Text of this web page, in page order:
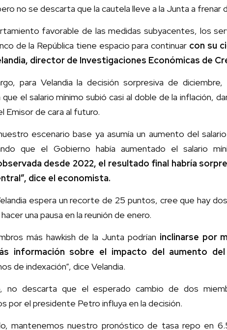
no se descarta que la cautela lleve a la Junta a frenar
favorable de las medidas subyacentes, los
de la República tiene espacio para continuar con su
director de Investigaciones Económicas de
para Velandia la decisión sorpresiva de
el salario mínimo subió casi al doble de la inflación,
Emisor de cara al futuro.
escenario base ya asumía un aumento del
que el Gobierno había aumentado el salario
desde 2022, el resultado final habría
dice el economista.
espera un recorte de 25 puntos, cree que hay
una pausa en la reunión de enero.
más hawkish de la Junta podrían inclinarse por
información sobre el impacto del aumento del
de indexación”, dice Velandia.
no descarta que el esperado cambio de dos
por el presidente Petro influya en la decisión.
mantenemos nuestro pronóstico de tasa repo en